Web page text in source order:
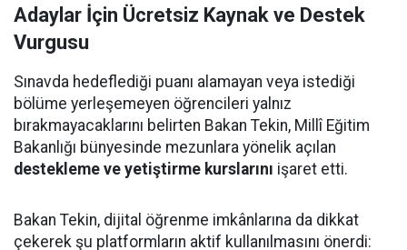
Adaylar İçin Ücretsiz Kaynak ve Destek
Vurgusu
Sınavda hedeflediği puanı alamayan veya istediği
bölüme yerleşemeyen öğrencileri yalnız
bırakmayacaklarını belirten Bakan Tekin, Millî Eğitim
Bakanlığı bünyesinde mezunlara yönelik açılan
destekleme ve yetiştirme kurslarını işaret etti.
Bakan Tekin, dijital öğrenme imkânlarına da dikkat
çekerek şu platformların aktif kullanılmasını önerdi: